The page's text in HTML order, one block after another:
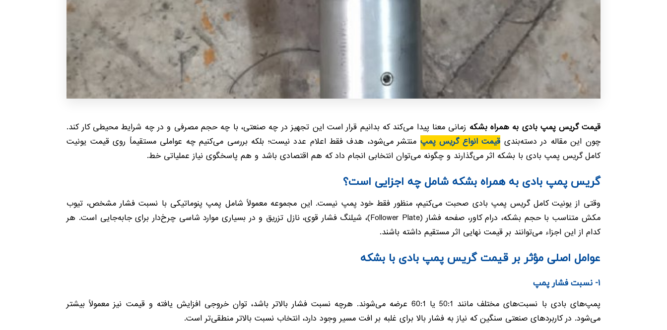
قیمت گریس پمپ بادی به همراه بشکه زمانی معنا پیدا می‌کند که بدانیم قرار است این تجهیز در چه صنعتی، با چه حجم مصرفی و در چه شرایط محیطی کار کند.
چون این مقاله در دسته‌بندی قیمت انواع گریس پمپ منتشر می‌شود، هدف فقط اعلام عدد نیست؛ بلکه بررسی می‌کنیم چه عواملی مستقیماً روی قیمت یونیت
کامل گریس پمپ بادی با بشکه اثر می‌گذارند و چگونه می‌توان انتخابی انجام داد که هم اقتصادی باشد و هم پاسخگوی نیاز عملیاتی خط.
گریس پمپ بادی به همراه بشکه شامل چه اجزایی است؟
وقتی از یونیت کامل گریس پمپ بادی صحبت می‌کنیم، منظور فقط خود پمپ نیست. این مجموعه معمولاً شامل پمپ پنوماتیکی با نسبت فشار مشخص، تیوب
مکش متناسب با حجم بشکه، درام کاور، صفحه فشار (Follower Plate)، شیلنگ فشار قوی، نازل تزریق و در بسیاری موارد شاسی چرخ‌دار برای جابه‌جایی است. هر
کدام از این اجزاء می‌توانند بر قیمت نهایی اثر مستقیم داشته باشند.
عوامل اصلی مؤثر بر قیمت گریس پمپ بادی با بشکه
۱- نسبت فشار پمپ
پمپ‌های بادی با نسبت‌های مختلف مانند 50:1 یا 60:1 عرضه می‌شوند. هرچه نسبت فشار بالاتر باشد، توان خروجی افزایش یافته و قیمت نیز معمولاً بیشتر
می‌شود. در کاربردهای صنعتی سنگین که نیاز به فشار بالا برای غلبه بر افت مسیر وجود دارد، انتخاب نسبت بالاتر منطقی‌تر است.